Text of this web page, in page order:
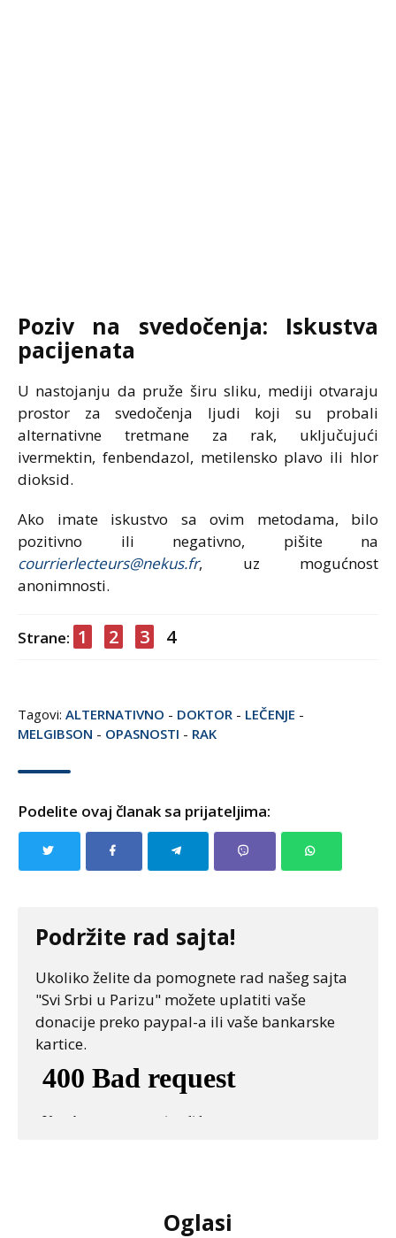
Poziv na svedočenja: Iskustva
pacijenata
U nastojanju da pruže širu sliku, mediji otvaraju
prostor za svedočenja ljudi koji su probali
alternativne tretmane za rak, uključujući
ivermektin, fenbendazol, metilensko plavo ili hlor
dioksid.
Ako imate iskustvo sa ovim metodama, bilo
pozitivno ili negativno, pišite na
courrierlecteurs@nekus.fr, uz mogućnost
anonimnosti.
Strane: 1 2 3 4
Tagovi: ALTERNATIVNO - DOKTOR - LEČENJE -
MELGIBSON - OPASNOSTI - RAK
Podelite ovaj članak sa prijateljima:
Podržite rad sajta!
Ukoliko želite da pomognete rad našeg sajta
"Svi Srbi u Parizu" možete uplatiti vaše
donacije preko paypal-a ili vaše bankarske
kartice.
Oglasi